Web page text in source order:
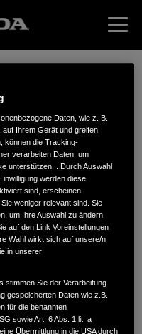
Daten, wie z. B.
auf Ihrem Gerät und greifen
können die Tracking-
verarbeiten Daten, um
unterstützen. . Durch Auswahl
werden diese
sind, erscheinen
weniger relevant sind. Sie
um Ihre Auswahl zu ändern
auf den Link Voreinstellungen
Wahl wirkt sich auf unsere/n
in unserer
stimmen Sie der Verarbeitung
gespeicherten Daten wie z.B.
für die benannten
sowie Art. 6 Abs. 1 lit. a
Übermittlung in die USA durch